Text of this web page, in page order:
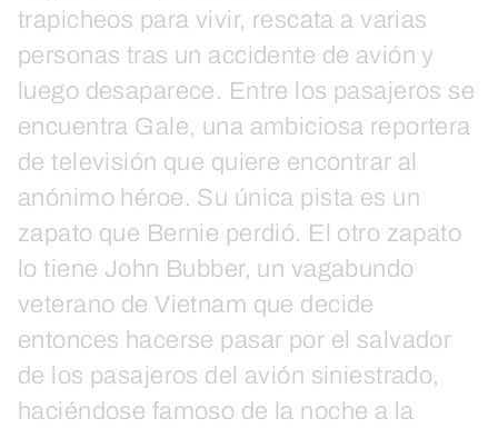
trapicheos para vivir, rescata a varias
personas tras un accidente de avión y
luego desaparece. Entre los pasajeros se
encuentra Gale, una ambiciosa reportera
de televisión que quiere encontrar al
anónimo héroe. Su única pista es un
zapato que Bernie perdió. El otro zapato
lo tiene John Bubber, un vagabundo
veterano de Vietnam que decide
entonces hacerse pasar por el salvador
de los pasajeros del avión siniestrado,
haciéndose famoso de la noche a la